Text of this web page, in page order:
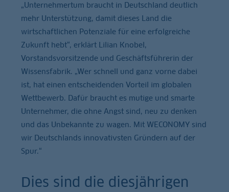
„Unternehmertum braucht in Deutschland deutlich
mehr Unterstützung, damit dieses Land die
wirtschaftlichen Potenziale für eine erfolgreiche
Zukunft hebt“, erklärt Lilian Knobel,
Vorstandsvorsitzende und Geschäftsführerin der
Wissensfabrik. „Wer schnell und ganz vorne dabei
ist, hat einen entscheidenden Vorteil im globalen
Wettbewerb. Dafür braucht es mutige und smarte
Unternehmer, die ohne Angst sind, neu zu denken
und das Unbekannte zu wagen. Mit WECONOMY sind
wir Deutschlands innovativsten Gründern auf der
Spur.“
Dies sind die diesjährigen